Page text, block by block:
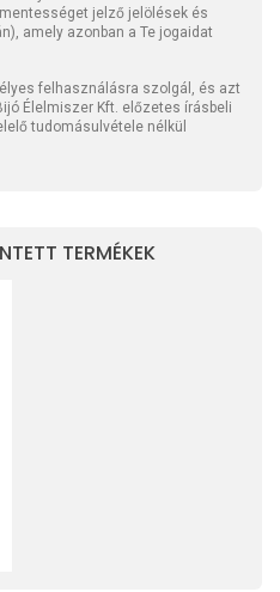
jelző jelölések és
amely azonban a Te jogaidat
felhasználásra szolgál, és azt
Élelmiszer Kft. előzetes írásbeli
tudomásulvétele nélkül
TERMÉKEK